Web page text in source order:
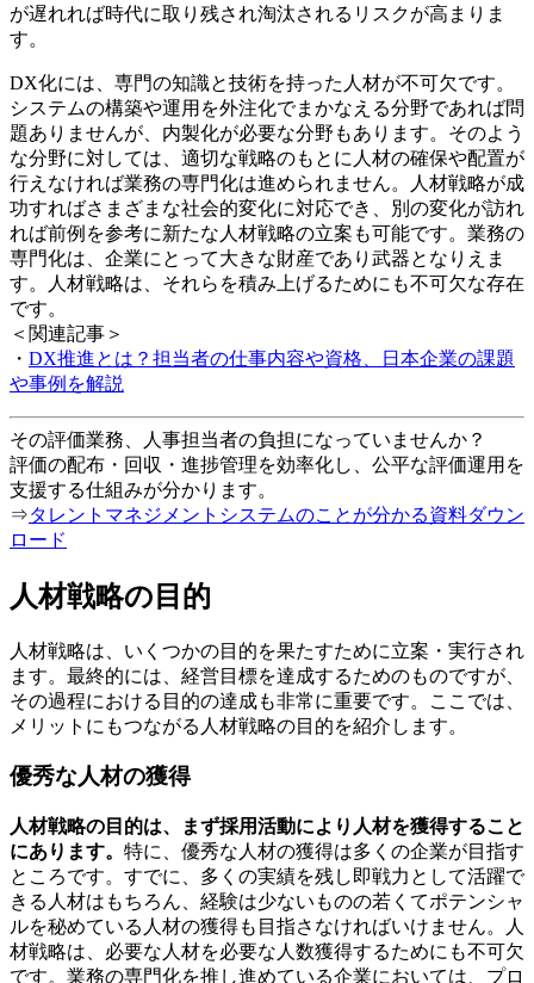
が遅れれば時代に取り残され淘汰されるリスクが高まりま
す。
DX化には、専門の知識と技術を持った人材が不可欠です。
システムの構築や運用を外注化でまかなえる分野であれば問
題ありませんが、内製化が必要な分野もあります。そのよう
な分野に対しては、適切な戦略のもとに人材の確保や配置が
行えなければ業務の専門化は進められません。人材戦略が成
功すればさまざまな社会的変化に対応でき、別の変化が訪れ
れば前例を参考に新たな人材戦略の立案も可能です。業務の
専門化は、企業にとって大きな財産であり武器となりえま
す。人材戦略は、それらを積み上げるためにも不可欠な存在
です。
＜関連記事＞
・ DX推進とは？担当者の仕事内容や資格、日本企業の課題
や事例を解説
その評価業務、人事担当者の負担になっていませんか？
評価の配布・回収・進捗管理を効率化し、公平な評価運用を
支援する仕組みが分かります。
⇒タレントマネジメントシステムのことが分かる資料ダウン
ロード
人材戦略の目的
人材戦略は、いくつかの目的を果たすために立案・実行され
ます。最終的には、経営目標を達成するためのものですが、
その過程における目的の達成も非常に重要です。ここでは、
メリットにもつながる人材戦略の目的を紹介します。
優秀な人材の獲得
人材戦略の目的は、まず採用活動により人材を獲得すること
にあります。 特に、優秀な人材の獲得は多くの企業が目指す
ところです。すでに、多くの実績を残し即戦力として活躍で
きる人材はもちろん、経験は少ないものの若くてポテンシャ
ルを秘めている人材の獲得も目指さなければいけません。人
材戦略は、必要な人材を必要な人数獲得するためにも不可欠
です。業務の専門化を推し進めている企業においては、プロ